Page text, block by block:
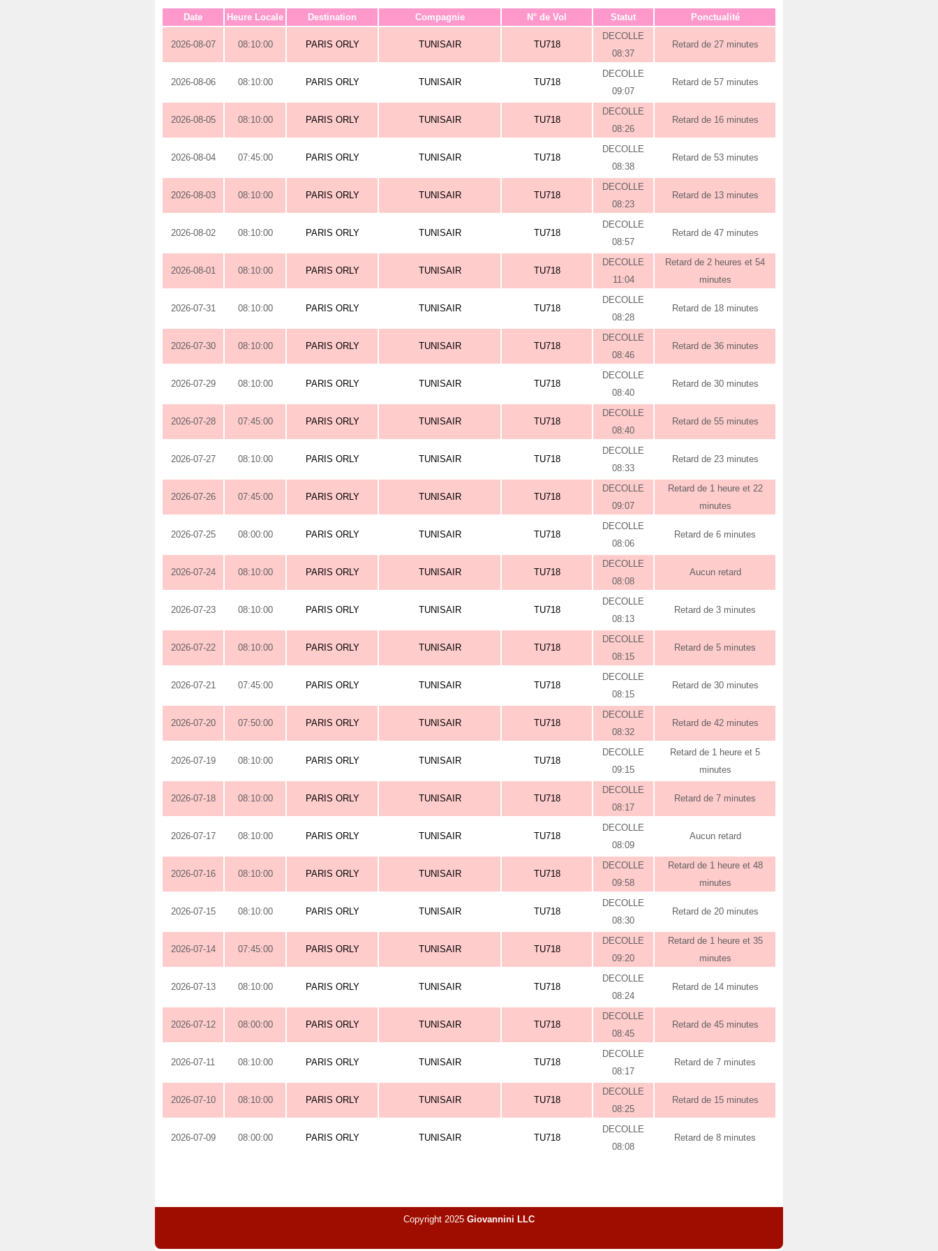
Date Heure Locale Destination Compagnie N° de Vol Statut Ponctualité
2026-08-07 08:10:00 PARIS ORLY TUNISAIR TU718
DECOLLE
08:37
Retard de 27 minutes
2026-08-06 08:10:00 PARIS ORLY TUNISAIR TU718
DECOLLE
09:07
Retard de 57 minutes
2026-08-05 08:10:00 PARIS ORLY TUNISAIR TU718
DECOLLE
08:26
Retard de 16 minutes
2026-08-04 07:45:00 PARIS ORLY TUNISAIR TU718
DECOLLE
08:38
Retard de 53 minutes
2026-08-03 08:10:00 PARIS ORLY TUNISAIR TU718
DECOLLE
08:23
Retard de 13 minutes
2026-08-02 08:10:00 PARIS ORLY TUNISAIR TU718
DECOLLE
08:57
Retard de 47 minutes
2026-08-01 08:10:00 PARIS ORLY TUNISAIR TU718
DECOLLE
11:04
Retard de 2 heures et 54
minutes
2026-07-31 08:10:00 PARIS ORLY TUNISAIR TU718
DECOLLE
08:28
Retard de 18 minutes
2026-07-30 08:10:00 PARIS ORLY TUNISAIR TU718
DECOLLE
08:46
Retard de 36 minutes
2026-07-29 08:10:00 PARIS ORLY TUNISAIR TU718
DECOLLE
08:40
Retard de 30 minutes
2026-07-28 07:45:00 PARIS ORLY TUNISAIR TU718
DECOLLE
08:40
Retard de 55 minutes
2026-07-27 08:10:00 PARIS ORLY TUNISAIR TU718
DECOLLE
08:33
Retard de 23 minutes
2026-07-26 07:45:00 PARIS ORLY TUNISAIR TU718
DECOLLE
09:07
Retard de 1 heure et 22
minutes
2026-07-25 08:00:00 PARIS ORLY TUNISAIR TU718
DECOLLE
08:06
Retard de 6 minutes
2026-07-24 08:10:00 PARIS ORLY TUNISAIR TU718
DECOLLE
08:08
Aucun retard
2026-07-23 08:10:00 PARIS ORLY TUNISAIR TU718
DECOLLE
08:13
Retard de 3 minutes
2026-07-22 08:10:00 PARIS ORLY TUNISAIR TU718
DECOLLE
08:15
Retard de 5 minutes
2026-07-21 07:45:00 PARIS ORLY TUNISAIR TU718
DECOLLE
08:15
Retard de 30 minutes
2026-07-20 07:50:00 PARIS ORLY TUNISAIR TU718
DECOLLE
08:32
Retard de 42 minutes
2026-07-19 08:10:00 PARIS ORLY TUNISAIR TU718
DECOLLE
09:15
Retard de 1 heure et 5
minutes
2026-07-18 08:10:00 PARIS ORLY TUNISAIR TU718
DECOLLE
08:17
Retard de 7 minutes
2026-07-17 08:10:00 PARIS ORLY TUNISAIR TU718
DECOLLE
08:09
Aucun retard
2026-07-16 08:10:00 PARIS ORLY TUNISAIR TU718
DECOLLE
09:58
Retard de 1 heure et 48
minutes
2026-07-15 08:10:00 PARIS ORLY TUNISAIR TU718
DECOLLE
08:30
Retard de 20 minutes
2026-07-14 07:45:00 PARIS ORLY TUNISAIR TU718
DECOLLE
09:20
Retard de 1 heure et 35
minutes
2026-07-13 08:10:00 PARIS ORLY TUNISAIR TU718
DECOLLE
08:24
Retard de 14 minutes
2026-07-12 08:00:00 PARIS ORLY TUNISAIR TU718
DECOLLE
08:45
Retard de 45 minutes
2026-07-11 08:10:00 PARIS ORLY TUNISAIR TU718
DECOLLE
08:17
Retard de 7 minutes
2026-07-10 08:10:00 PARIS ORLY TUNISAIR TU718
DECOLLE
08:25
Retard de 15 minutes
2026-07-09 08:00:00 PARIS ORLY TUNISAIR TU718
DECOLLE
08:08
Retard de 8 minutes
Copyright 2025 Giovannini LLC